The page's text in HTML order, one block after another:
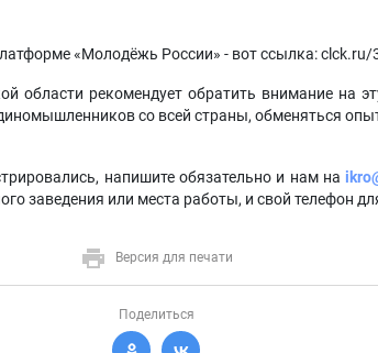
«Молодёжь России» - вот ссылка: clck.ru/
области рекомендует обратить внимание на
со всей страны, обменяться
напишите обязательно и нам на
заведения или места работы, и свой телефон
Версия для печати
Поделиться